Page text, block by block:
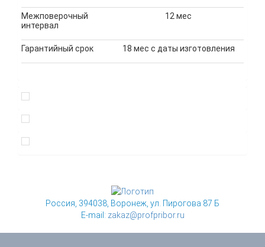
Межповерочный
интервал
12 мес
Гарантийный срок 18 мес с даты изготовления
Россия, 394038, Воронеж, ул. Пирогова 87 Б
E-mail: zakaz@profpribor.ru